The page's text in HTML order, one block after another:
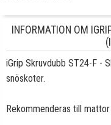
INFORMATION OM
iGrip Skruvdubb ST24-F -
snöskoter.
Rekommenderas till